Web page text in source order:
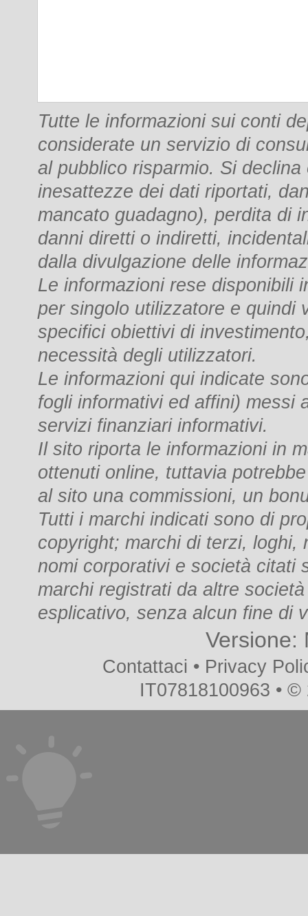
Tutte le informazioni sui conti
considerate un servizio di
al pubblico risparmio. Si
inesattezze dei dati riportati,
mancato guadagno), perdita di
danni diretti o indiretti,
dalla divulgazione delle
Le informazioni rese disponibili
per singolo utilizzatore e quindi
specifici obiettivi di
necessità degli utilizzatori.
Le informazioni qui indicate
fogli informativi ed affini) messi
servizi finanziari informativi.
Il sito riporta le informazioni in
ottenuti online, tuttavia
al sito una commissioni, un
Tutti i marchi indicati sono di
copyright; marchi di terzi, loghi,
nomi corporativi e società citati
marchi registrati da altre
esplicativo, senza alcun fine di
Versione:
Contattaci • Privacy
IT07818100963 •